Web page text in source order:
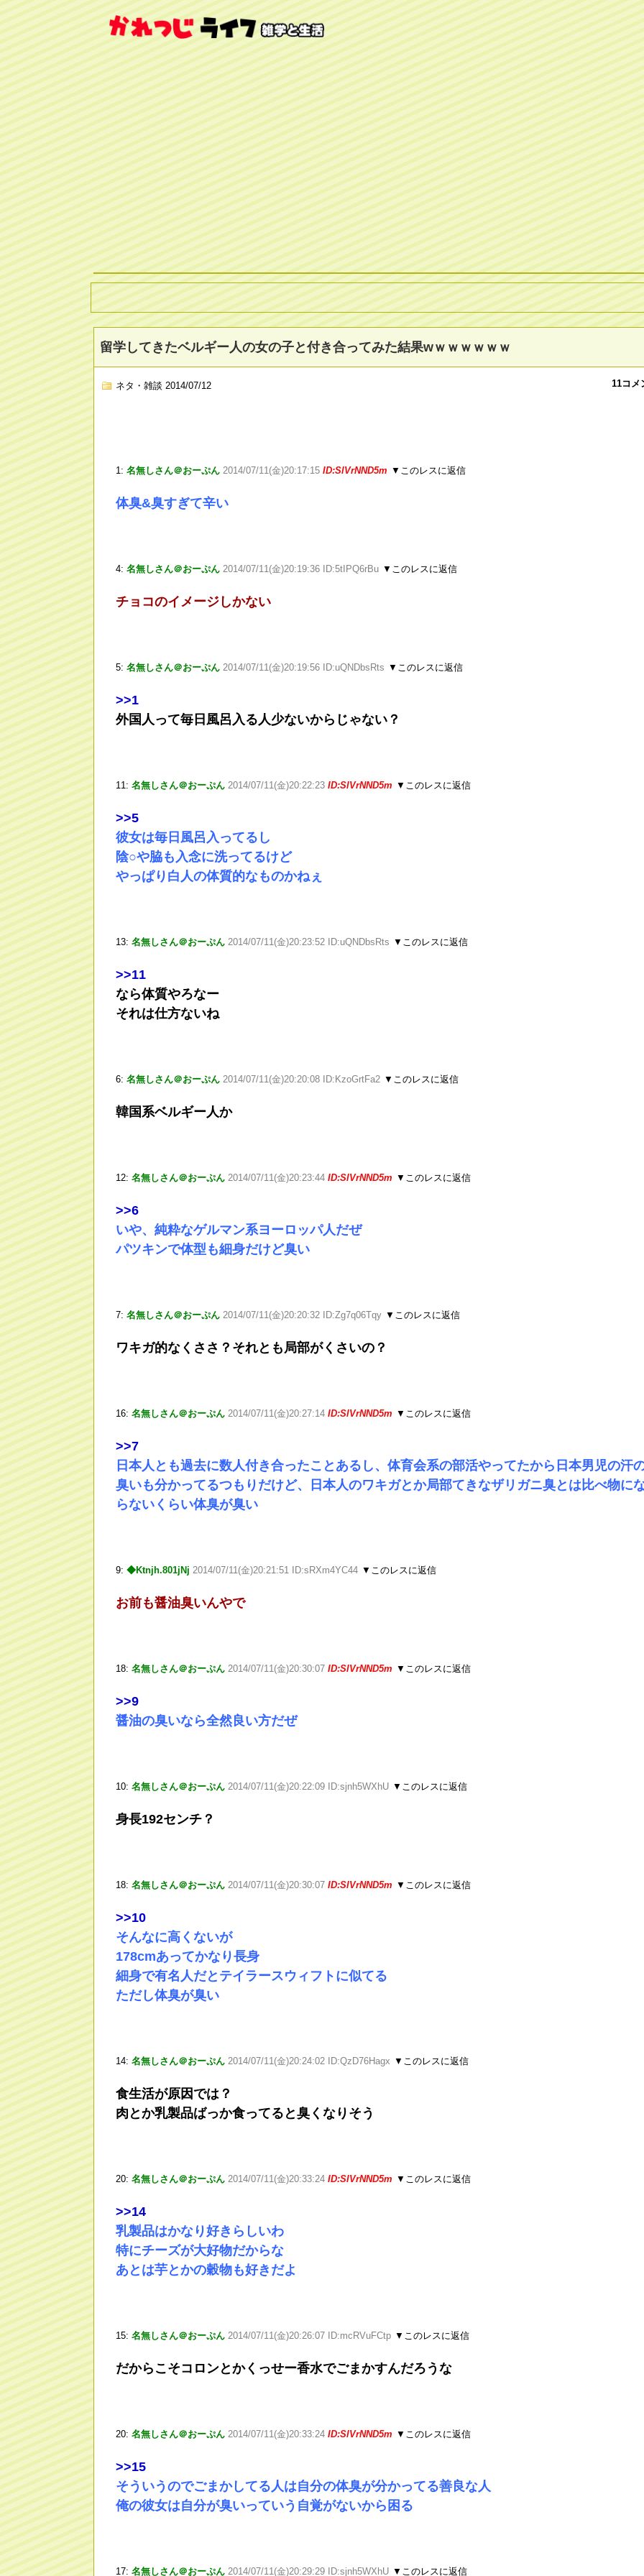
留学してきたベルギー人の女の子と付き合ってみた結果wｗｗｗｗｗｗ
ネタ・雑談 2014/07/12 11コメ
1: 名無しさん＠おーぷん 2014/07/11(金)20:17:15 ID:SlVrNND5m ▼このレスに返信
体臭&臭すぎて辛い
4: 名無しさん＠おーぷん 2014/07/11(金)20:19:36 ID:5tIPQ6rBu ▼このレスに返信
チョコのイメージしかない
5: 名無しさん＠おーぷん 2014/07/11(金)20:19:56 ID:uQNDbsRts ▼このレスに返信
>>1
外国人って毎日風呂入る人少ないからじゃない？
11: 名無しさん＠おーぷん 2014/07/11(金)20:22:23 ID:SlVrNND5m ▼このレスに返信
>>5
彼女は毎日風呂入ってるし
陰○や脇も入念に洗ってるけど
やっぱり白人の体質的なものかねぇ
13: 名無しさん＠おーぷん 2014/07/11(金)20:23:52 ID:uQNDbsRts ▼このレスに返信
>>11
なら体質やろなー
それは仕方ないね
6: 名無しさん＠おーぷん 2014/07/11(金)20:20:08 ID:KzoGrtFa2 ▼このレスに返信
韓国系ベルギー人か
12: 名無しさん＠おーぷん 2014/07/11(金)20:23:44 ID:SlVrNND5m ▼このレスに返信
>>6
いや、純粋なゲルマン系ヨーロッパ人だぜ
パツキンで体型も細身だけど臭い
7: 名無しさん＠おーぷん 2014/07/11(金)20:20:32 ID:Zg7q06Tqy ▼このレスに返信
ワキガ的なくささ？それとも局部がくさいの？
16: 名無しさん＠おーぷん 2014/07/11(金)20:27:14 ID:SlVrNND5m ▼このレスに返信
>>7
日本人とも過去に数人付き合ったことあるし、体育会系の部活やってたから日本男児の汗
臭いも分かってるつもりだけど、日本人のワキガとか局部てきなザリガニ臭とは比べ物に
らないくらい体臭が臭い
9: ◆Ktnjh.801jNj 2014/07/11(金)20:21:51 ID:sRXm4YC44 ▼このレスに返信
お前も醤油臭いんやで
18: 名無しさん＠おーぷん 2014/07/11(金)20:30:07 ID:SlVrNND5m ▼このレスに返信
>>9
醤油の臭いなら全然良い方だぜ
10: 名無しさん＠おーぷん 2014/07/11(金)20:22:09 ID:sjnh5WXhU ▼このレスに返信
身長192センチ？
18: 名無しさん＠おーぷん 2014/07/11(金)20:30:07 ID:SlVrNND5m ▼このレスに返信
>>10
そんなに高くないが
178cmあってかなり長身
細身で有名人だとテイラースウィフトに似てる
ただし体臭が臭い
14: 名無しさん＠おーぷん 2014/07/11(金)20:24:02 ID:QzD76Hagx ▼このレスに返信
食生活が原因では？
肉とか乳製品ばっか食ってると臭くなりそう
20: 名無しさん＠おーぷん 2014/07/11(金)20:33:24 ID:SlVrNND5m ▼このレスに返信
>>14
乳製品はかなり好きらしいわ
特にチーズが大好物だからな
あとは芋とかの穀物も好きだよ
15: 名無しさん＠おーぷん 2014/07/11(金)20:26:07 ID:mcRVuFCtp ▼このレスに返信
だからこそコロンとかくっせー香水でごまかすんだろうな
20: 名無しさん＠おーぷん 2014/07/11(金)20:33:24 ID:SlVrNND5m ▼このレスに返信
>>15
そういうのでごまかしてる人は自分の体臭が分かってる善良な人
俺の彼女は自分が臭いっていう自覚がないから困る
17: 名無しさん＠おーぷん 2014/07/11(金)20:29:29 ID:sjnh5WXhU ▼このレスに返信